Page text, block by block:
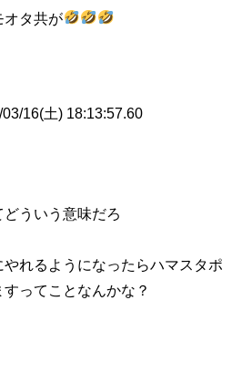
オタ共が
03/16(土) 18:13:57.60
ういう意味だろ
れるようになったらハマスタポ
ってことなんかな？